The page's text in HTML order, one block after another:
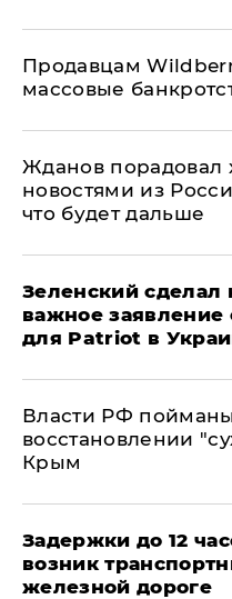
Продавцам
массовые
Жданов порадовал
новостями из
что будет дальше
Зеленский сделал
важное заявление
для Patriot в
Власти РФ
восстановлении
Крым
Задержки до 12
возник
железной дороге